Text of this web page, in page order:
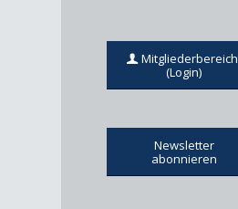
Mitgliederbereich
(Login)
Newsletter
abonnieren